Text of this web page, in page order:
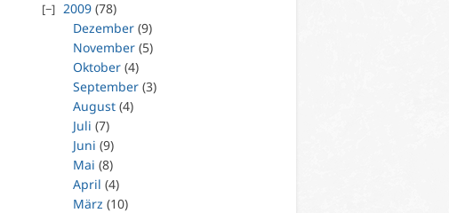
2009 (78)
Dezember (9)
November (5)
Oktober (4)
September (3)
August (4)
Juli (7)
Juni (9)
Mai (8)
April (4)
März (10)